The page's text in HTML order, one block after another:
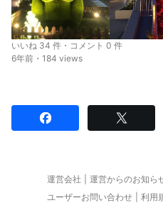
いいね 34 件・コメント 0 件
6年前・184 views
運営会社 運営からのお知ら
ユーザーお問い合わせ
利用